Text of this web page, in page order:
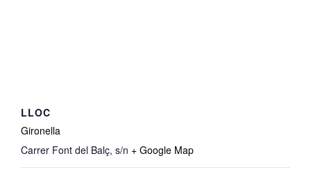
LLOC
Gironella
Carrer Font del Balç, s/n + Google Map